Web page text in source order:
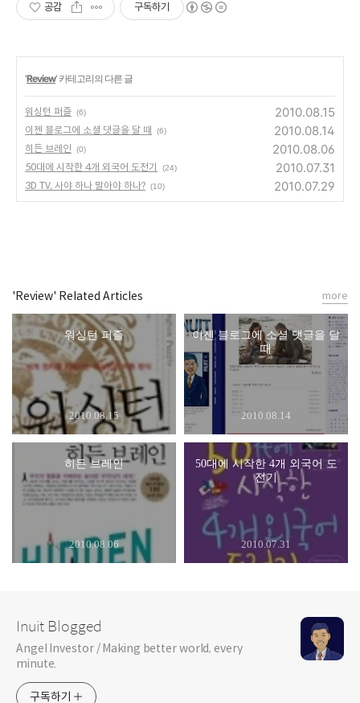
공감 구독하기
'Review' 카테고리의 다른 글
워싱턴 퍼즐 (6) 2010.08.15
이젠 블로그에 소셜 댓글을 달 때 (6) 2010.08.14
히든 브레인 (0) 2010.08.06
50대에 시작한 4개 외국어 도전기 (24) 2010.07.31
3D TV, 사야 하나 말아야 하나? (10) 2010.07.29
'Review' Related Articles
워싱턴 퍼즐
2010.08.15
이젠 블로그에 소셜 댓글을 달
때
2010.08.14
히든 브레인
2010.08.06
50대에 시작한 4개 외국어 도
전기
2010.07.31
more
Inuit Blogged
Angel Investor / Making better world, every
minute.
구독하기